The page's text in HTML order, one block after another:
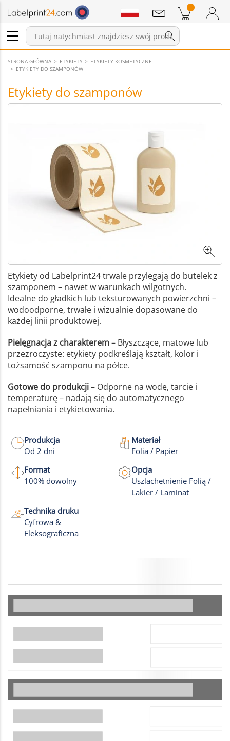
Zaloguj się / Zarejestruj
Pozycji w koszyku
Wiadomości
STRONA GŁÓWNA ETYKIETY
ETYKIETY KOSMETYCZNE
ETYKIETY DO SZAMPONÓW
Etykiety do szamponów
Etykiety od Labelprint24 trwale przylegają do butelek z
szamponem – nawet w warunkach wilgotnych.
Idealne do gładkich lub teksturowanych powierzchni –
wodoodporne, trwałe i wizualnie dopasowane do
każdej linii produktowej.
Pielęgnacja z charakterem– Błyszczące, matowe lub
przezroczyste: etykiety podkreślają kształt, kolor i
tożsamość szamponu na półce.
Gotowe do produkcji– Odporne na wodę, tarcie i
temperaturę – nadają się do automatycznego
napełniania i etykietowania.
Produkcja
Od 2 dni
Materiał
Folia / Papier
Format
100% dowolny
Opcja
Uszlachetnienie Folią /
Lakier / Laminat
Technika druku
Cyfrowa &
Fleksograficzna